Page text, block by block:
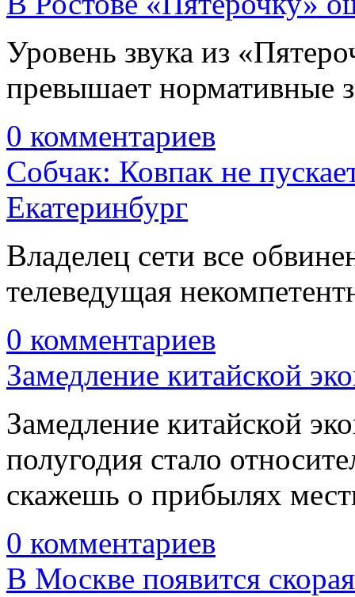
Уровень звука из
превышает нормативные
0 комментариев
Собчак: Ковпак не
Екатеринбург
Владелец сети все
телеведущая
0 комментариев
Замедление китайской
Замедление китайской
полугодия стало
скажешь о прибылях
0 комментариев
В Москве появится